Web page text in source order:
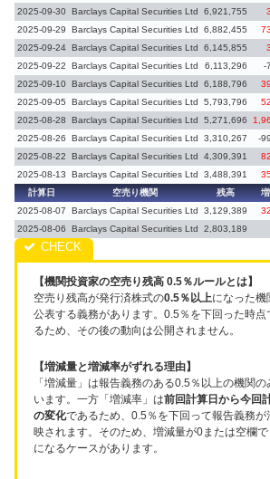
2025-09-30 Barclays Capital Securities Ltd 6,921,755
2025-09-29
Barclays Capital Securities Ltd 6,882,455
2025-09-24 Barclays Capital Securities Ltd 6,145,855
2025-09-22
Barclays Capital Securities Ltd 6,113,296 -
2025-09-10 Barclays Capital Securities Ltd 6,188,796
2025-09-05
Barclays Capital Securities Ltd 5,793,796
2025-08-28
Barclays Capital Securities Ltd 5,271,696
2025-08-26
Barclays Capital Securities Ltd 3,310,267 -
2025-08-22
Barclays Capital Securities Ltd 4,309,391
2025-08-13
Barclays Capital Securities Ltd 3,488,391
計算日
空売り機関 残高
2025-08-07
Barclays Capital Securities Ltd 3,129,389
2025-08-06
Barclays Capital Securities Ltd 2,803,189
【機関投資家の空売り残高 0.5％ルールとは】
空売り残高が発行済株式の0.5％以上になった機
公表する義務があります。0.5％を下回った時
るため、その後の動向は公開されません。
【増減量と増減率がずれる理由】
「増減量」は報告義務のある0.5％以上の機関
います。一方「増減率」は前回計算日から今回
の変化であるため、0.5％を下回って報告義務が
映されます。そのため、増減量が0または空欄
になるケースがあります。